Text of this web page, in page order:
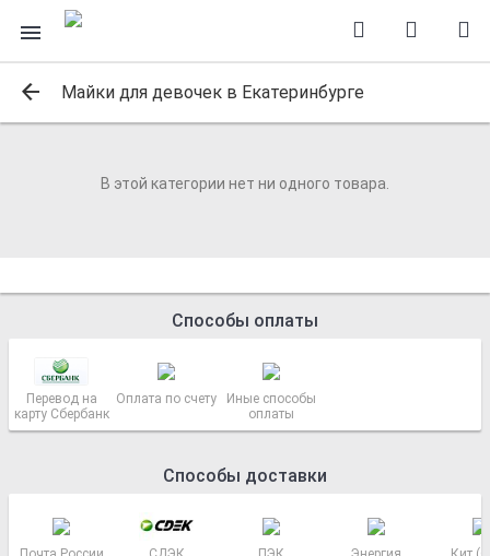
Майки для девочек в Екатеринбурге
В этой категории нет ни одного товара.
Способы оплаты
Перевод на
карту Сбербанк
Оплата по счету
Иные способы
оплаты
Способы доставки